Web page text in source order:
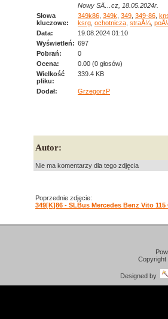
Nowy SÄ…cz, 18.05.2024r.
Słowa
kluczowe:
349k86 349k 349 349-86
ksrg ochotnicza straÅ¼
Data:
19.08.2024 01:10
Wyświetleń: 697
Pobrań:
0
Ocena:
0.00 (0 głosów)
Wielkość
pliku:
339.4 KB
Dodał: GrzegorzP
Autor:
Nie ma komentarzy dla tego zdjęcia
Poprzednie zdjęcie:
349[K]86 - SLBus Mercedes Benz Vito 115
Designed by